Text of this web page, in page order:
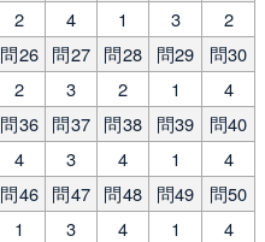
2 4 1 3
2
問26 問27 問28 問29
問30
2 3 2 1
4
問36 問37 問38 問39
問40
4 3 4 1
4
問46 問47 問48 問49
問50
1 3 4 1 4